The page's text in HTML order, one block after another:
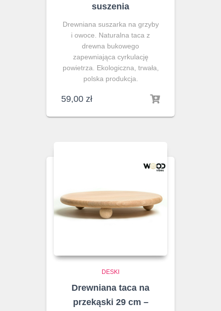
suszenia
Drewniana suszarka na grzyby
i owoce. Naturalna taca z
drewna bukowego
zapewniająca cyrkulację
powietrza. Ekologiczna, trwała,
polska produkcja.
59,00 zł
DESKI
Drewniana taca na
przekąski 29 cm –